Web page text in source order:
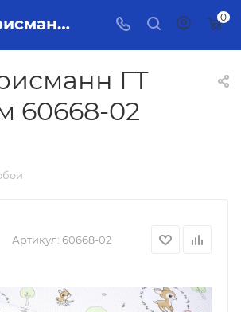
Обои Эрисманн ГТ ФО 1,06м 60668-02 декор Тольятти - купить в интернет-магазине, каталог с ценами и характеристиками 0
ГТ
60668-02
Артикул: 60668-02